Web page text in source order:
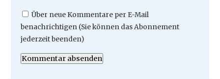
Über neue Kommentare per E-Mail
benachrichtigen (Sie können das Abonnement
jederzeit beenden)
Kommentar absenden